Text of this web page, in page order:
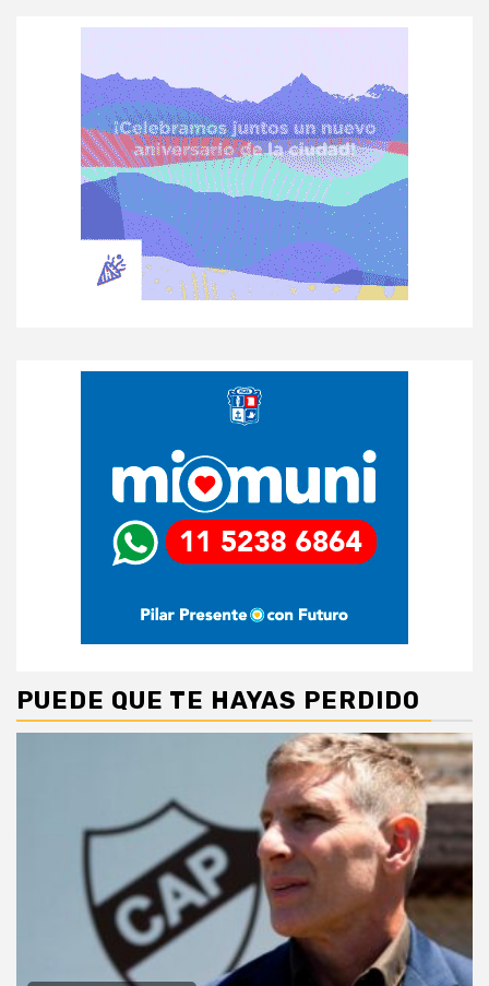
PUEDE QUE TE HAYAS PERDIDO